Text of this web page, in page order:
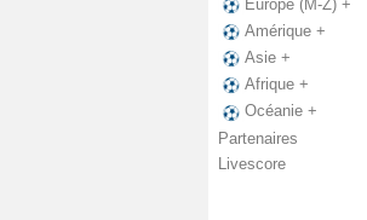
Europe (M-Z) +
Amérique +
Asie +
Afrique +
Océanie +
Partenaires
Livescore